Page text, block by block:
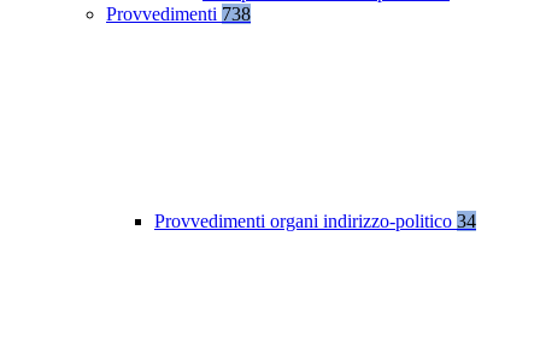
Provvedimenti 738
Provvedimenti organi indirizzo-politico 34